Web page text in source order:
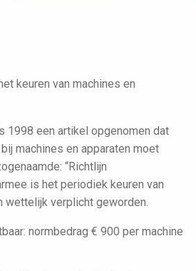
keuren van machines en
1998 een artikel opgenomen dat
machines en apparaten moet
“Richtlijn
is het periodiek keuren van
wettelijk verplicht geworden.
normbedrag € 900 per machine